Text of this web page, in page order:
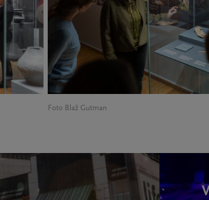
Foto Blaž Gutman